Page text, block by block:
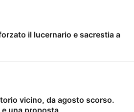
il lucernario e sacrestia a
vicino, da agosto scorso.
e una proposta